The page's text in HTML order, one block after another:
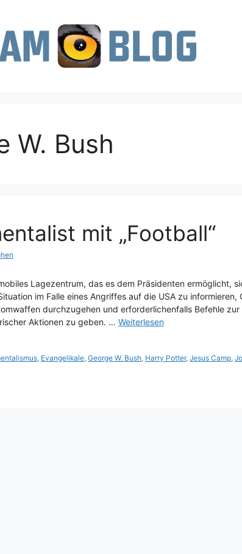
W. Bush
mit „Football“
Lagezentrum, das es dem Präsidenten ermöglicht,
im Falle eines Angriffes auf die USA zu
durchzugehen und erforderlichenfalls Befehle
Aktionen zu geben. … Weiterlesen
, Evangelikale,George W. Bush, Harry Potter,Jesus Camp,